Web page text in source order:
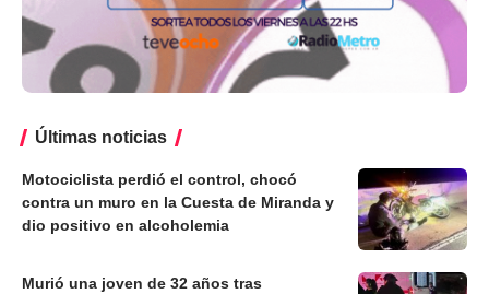
Últimas noticias
Motociclista perdió el control, chocó
contra un muro en la Cuesta de Miranda y
dio positivo en alcoholemia
Murió una joven de 32 años tras